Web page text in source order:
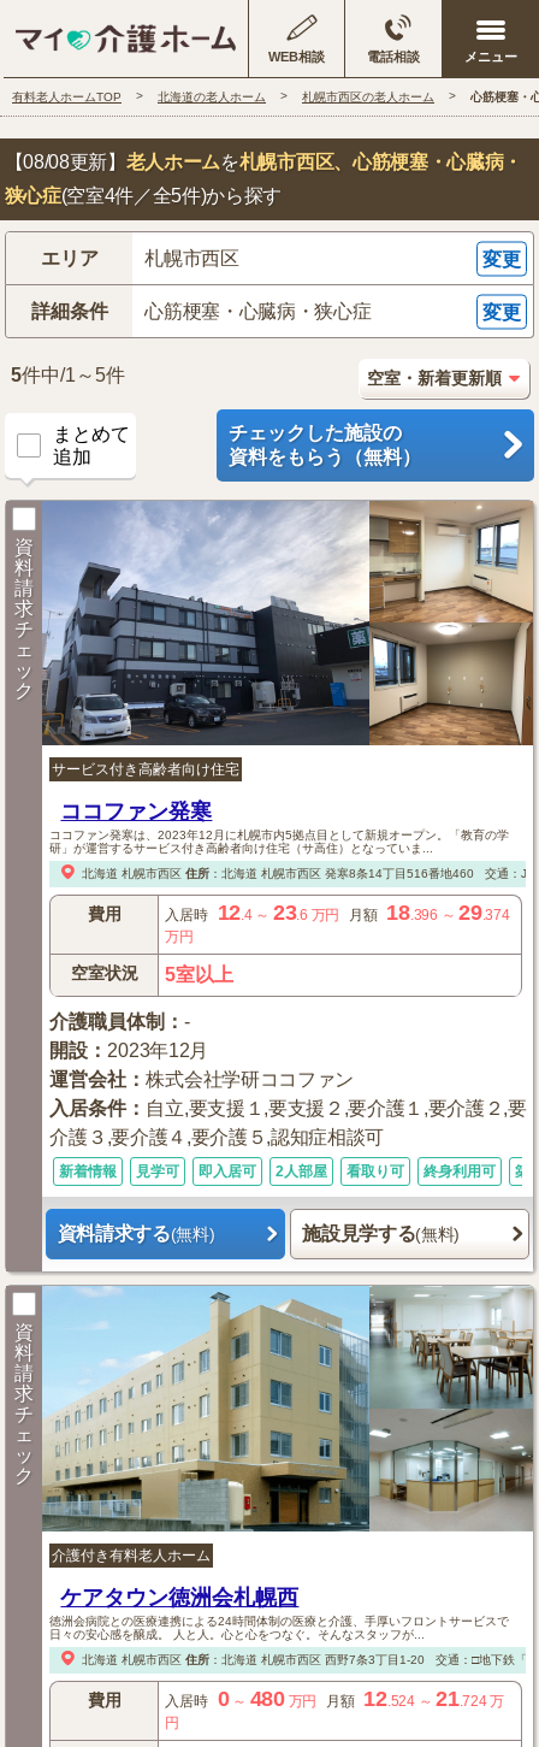
WEB相談 電話相談
有料老人ホームTOP 北海道の老人ホーム 札幌市西区の老人ホーム 心筋梗塞・
【08/08更新】 老人ホームを札幌市西区、心筋梗塞・心臓病・
狭心症(空室4件／全5件)から探す
エリア 札幌市西区 変更
詳細条件 心筋梗塞・心臓病・狭心症 変更
5件中/1～5件
まとめて
追加
チェックした施設の
資料をもらう（無料）
資
料
請
求
チ
ェ
ッ
ク
サービス付き高齢者向け住宅
ココファン発寒
ココファン発寒は、2023年12月に札幌市内5拠点目として新規オープン。「教育の学
研」が運営するサービス付き高齢者向け住宅（サ高住）となっていま...
北海道 札幌市西区 住所： 北海道 札幌市西区発寒8条14丁目516番地460 交通：JR
費用 入居時 12.4～ 23.6 万円 月額 18.396 ～29.374
万円
空室状況 5室以上
介護職員体制 ：-
開設 ： 2023年12月
運営会社 ：株式会社学研ココファン
入居条件： 自立,要支援１,要支援２,要介護１,要介護２,要
介護３,要介護４,要介護５,認知症相談可
新着情報 見学可 即入居可 2人部屋 看取り可 終身利用可 築
資料請求する(無料) 施設見学する(無料)
資
料
請
求
チ
ェ
ッ
ク
介護付き有料老人ホーム
ケアタウン徳洲会札幌西
徳洲会病院との医療連携による24時間体制の医療と介護、手厚いフロントサービスで
日々の安心感を醸成。 人と人。心と心をつなぐ。そんなスタッフが...
北海道 札幌市西区 住所： 北海道 札幌市西区西野7条3丁目1-20 交通：□地下鉄「
費用 入居時 0～ 480 万円 月額 12.524～21.724万
円